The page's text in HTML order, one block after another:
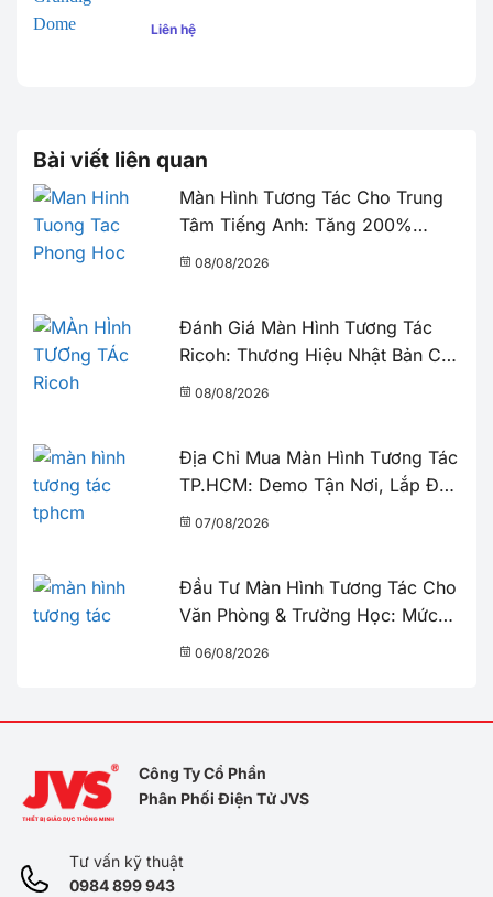
Liên hệ
Bài viết liên quan
Màn Hình Tương Tác Cho Trung
Tâm Tiếng Anh: Tăng 200%
Tương Tác & Thu Hút Học Viên
08/08/2026
Đánh Giá Màn Hình Tương Tác
Ricoh: Thương Hiệu Nhật Bản Có
Đáng Đầu Tư?
08/08/2026
Địa Chỉ Mua Màn Hình Tương Tác
TP.HCM: Demo Tận Nơi, Lắp Đặt
Nhanh Trong 2 Giờ
07/08/2026
Đầu Tư Màn Hình Tương Tác Cho
Văn Phòng & Trường Học: Mức
Giá & Những Điều Cần Biết
06/08/2026
Công Ty Cổ Phần
Phân Phối Điện Tử JVS
Tư vấn kỹ thuật
0984 899 943